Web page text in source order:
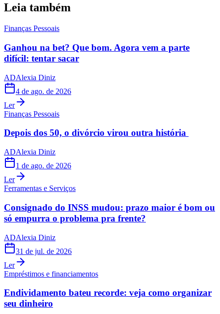
Leia também
Finanças Pessoais
Ganhou na bet? Que bom. Agora vem a parte
difícil: tentar sacar
ADAlexia Diniz
4 de ago. de 2026
Ler
Finanças Pessoais
Depois dos 50, o divórcio virou outra história
ADAlexia Diniz
1 de ago. de 2026
Ler
Ferramentas e Serviços
Consignado do INSS mudou: prazo maior é bom ou
só empurra o problema pra frente?
ADAlexia Diniz
31 de jul. de 2026
Ler
Empréstimos e financiamentos
Endividamento bateu recorde: veja como organizar
seu dinheiro